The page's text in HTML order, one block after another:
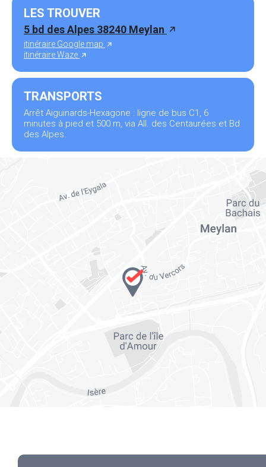
LES TROUVER
5 bd des Alpes 38240 Meylan
itinéraire Google map
itinéraire Waze
TRANSPORTS
Arrêt Aiguinards-Hexagone : ligne de bus C1, 6
minutes à pied et 500 m, via All. des Centaurées et Bd
des Alpes.